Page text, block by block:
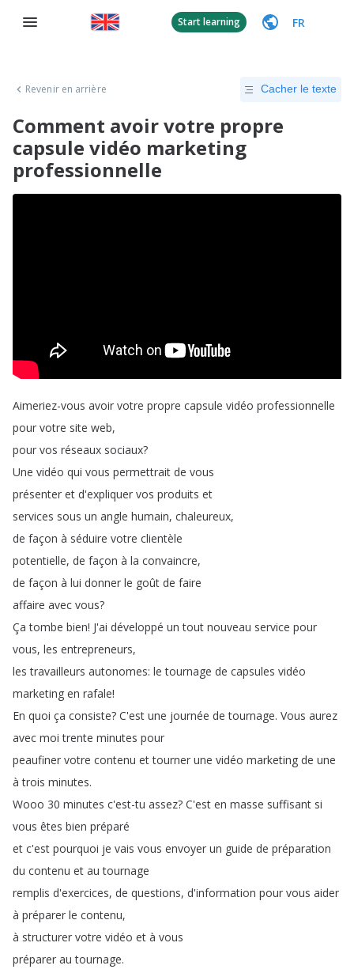
Start learning FR
Revenir en arrière Cacher le texte
Comment avoir votre propre
capsule vidéo marketing
professionnelle
Aimeriez-vous avoir votre propre capsule vidéo professionnelle
pour votre site web,
pour vos réseaux sociaux?
Une vidéo qui vous permettrait de vous
présenter et d'expliquer vos produits et
services sous un angle humain, chaleureux,
de façon à séduire votre clientèle
potentielle, de façon à la convaincre,
de façon à lui donner le goût de faire
affaire avec vous?
Ça tombe bien! J'ai développé un tout nouveau service pour
vous, les entrepreneurs,
les travailleurs autonomes: le tournage de capsules vidéo
marketing en rafale!
En quoi ça consiste? C'est une journée de tournage. Vous aurez
avec moi trente minutes pour
peaufiner votre contenu et tourner une vidéo marketing de une
à trois minutes.
Wooo 30 minutes c'est-tu assez? C'est en masse suffisant si
vous êtes bien préparé
et c'est pourquoi je vais vous envoyer un guide de préparation
du contenu et au tournage
remplis d'exercices, de questions, d'information pour vous aider
à préparer le contenu,
à structurer votre vidéo et à vous
préparer au tournage.